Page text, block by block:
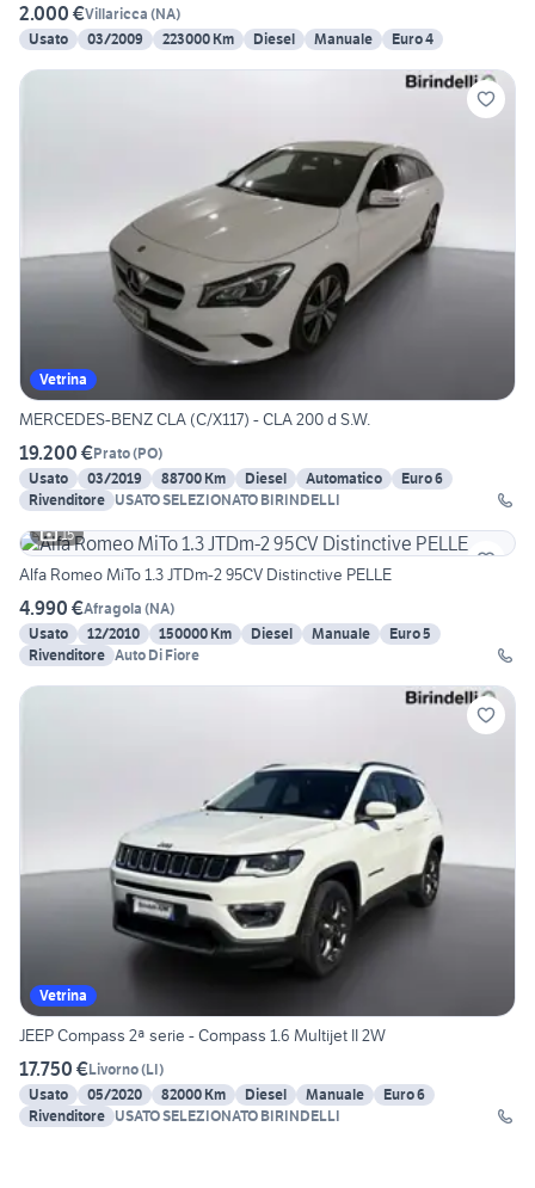
2.000 €Villaricca (NA)
Usato
03/2009 223000 Km Diesel Manuale Euro 4
Vetrina
MERCEDES-BENZ CLA (C/X117) - CLA 200 d S.W.
19.200 €Prato(PO)
Usato
03/2019 88700 Km Diesel Automatico
Euro 6
Rivenditore USATO SELEZIONATO BIRINDELLI
15
Alfa Romeo MiTo 1.3 JTDm-2 95CV Distinctive PELLE
4.990 €Afragola (NA)
Usato
12/2010 150000 Km Diesel Manuale
Euro 5
Rivenditore Auto Di Fiore
Vetrina
JEEP Compass 2ª serie - Compass 1.6 Multijet II 2W
17.750 €Livorno(LI)
Usato
05/2020 82000 Km Diesel Manuale
Euro 6
Rivenditore USATO SELEZIONATO BIRINDELLI